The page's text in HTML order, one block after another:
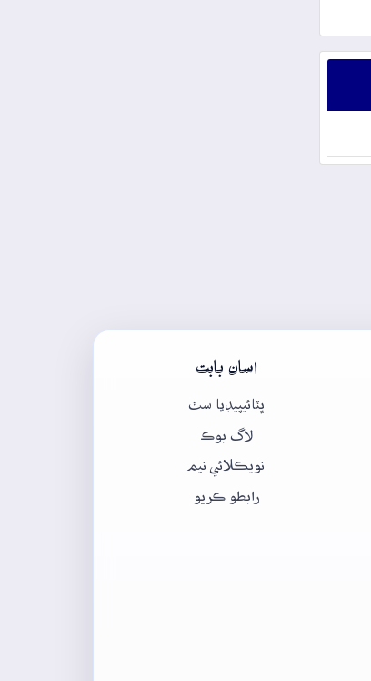
اسان بابت
ڀٽائيپيڊيا سٿ
لاگ بوڪ
نويڪلائي نيم
رابطو ڪريو